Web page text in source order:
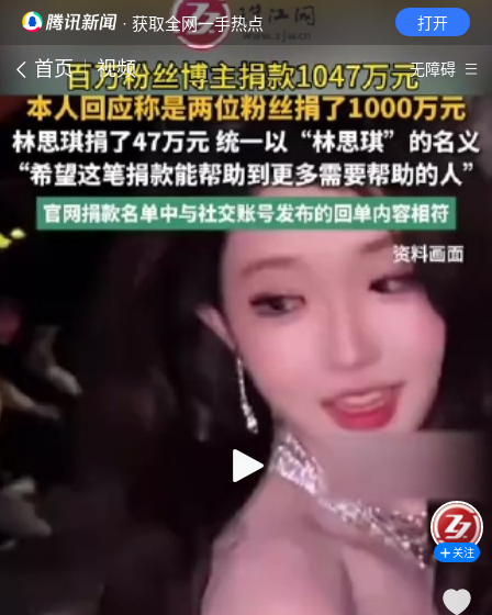
· 获取全网一手热点 打开
首页 视频 无障碍
关注